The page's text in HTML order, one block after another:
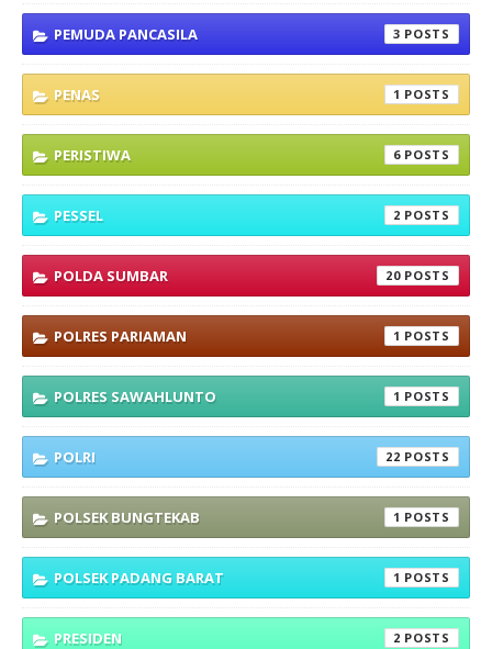
PEMUDA PANCASILA 3
PENAS 1
PERISTIWA 6
PESSEL 2
POLDA SUMBAR 20
POLRES PARIAMAN 1
POLRES SAWAHLUNTO 1
POLRI 22
POLSEK BUNGTEKAB 1
POLSEK PADANG BARAT 1
PRESIDEN 2